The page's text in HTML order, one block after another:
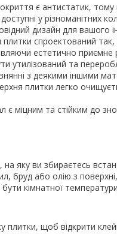
є антистатик,
у різноманітних
дизайн для вашого
плитки спроектований
естетично
утилізований та
з деякими іншими
плитки легко
є міцним та стійким до
яку ви збираєтесь
бруд або олію з
кімнатної
плитки, щоб відкрити